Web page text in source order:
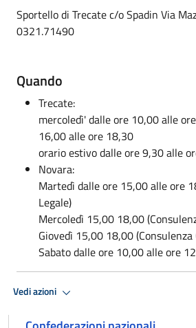
Sportello di Trecate c/o Spadin Via
0321.71490
Quando
Trecate:
mercoledì' dalle ore 10,00 alle
16,00 alle ore 18,30
orario estivo dalle ore 9,30 alle
Novara:
Martedì dalle ore 15,00 alle ore
Legale)
Mercoledì 15,00 18,00
Giovedì 15,00 18,00
Sabato dalle ore 10,00 alle ore
Vedi azioni